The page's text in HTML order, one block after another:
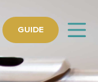
GUIDE